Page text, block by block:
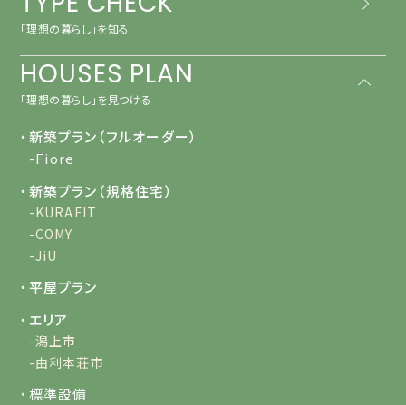
「理想の暮らし」を知る
HOUSES PLAN
「理想の暮らし」を見つける
・新築プラン（フルオーダー）
-Fiore
・新築プラン（規格住宅）
-KURAFIT
-COMY
-JiU
・平屋プラン
・エリア
-潟上市
-由利本荘市
・標準設備